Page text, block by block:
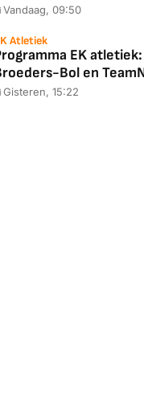
Vandaag, 09:50
Atletiek
EK
Bol en
Gisteren, 15:22